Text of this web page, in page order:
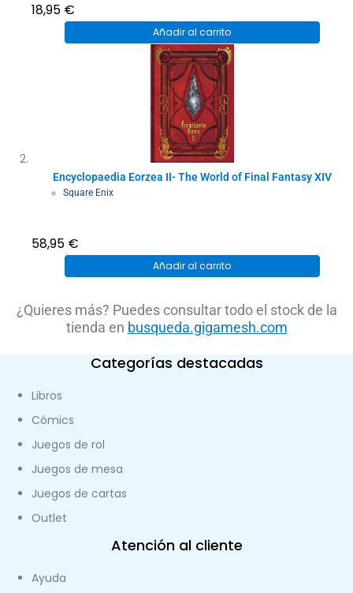
18,95 €
Añadir al carrito
Encyclopaedia Eorzea II- The World of Final Fantasy XIV
Square Enix
58,95 €
Añadir al carrito
¿Quieres más? Puedes consultar todo el stock de la
tienda en busqueda.gigamesh.com
Categorías destacadas
Libros
Cómics
Juegos de rol
Juegos de mesa
Juegos de cartas
Outlet
Atención al cliente
Ayuda